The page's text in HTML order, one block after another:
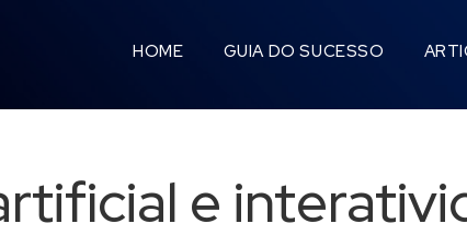
HOME GUIA DO SUCESSO
e